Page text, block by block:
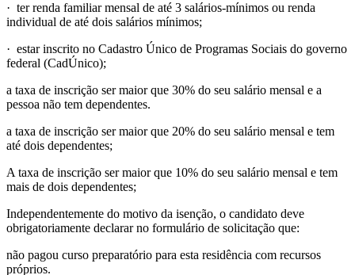
· ter renda familiar mensal de até 3 salários-mínimos ou renda
individual de até dois salários mínimos;
· estar inscrito no Cadastro Único de Programas Sociais do governo
federal (CadÚnico);
a taxa de inscrição ser maior que 30% do seu salário mensal e a
pessoa não tem dependentes.
a taxa de inscrição ser maior que 20% do seu salário mensal e tem
até dois dependentes;
A taxa de inscrição ser maior que 10% do seu salário mensal e tem
mais de dois dependentes;
Independentemente do motivo da isenção, o candidato deve
obrigatoriamente declarar no formulário de solicitação que:
não pagou curso preparatório para esta residência com recursos
próprios.